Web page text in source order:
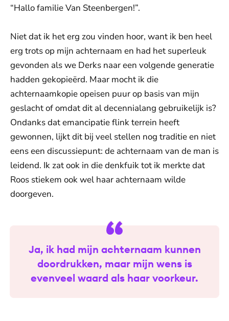
“Hallo familie Van Steenbergen!”.
Niet dat ik het erg zou vinden hoor, want ik ben heel
erg trots op mijn achternaam en had het superleuk
gevonden als we Derks naar een volgende generatie
hadden gekopieërd. Maar mocht ik die
achternaamkopie opeisen puur op basis van mijn
geslacht of omdat dit al decennialang gebruikelijk is?
Ondanks dat emancipatie flink terrein heeft
gewonnen, lijkt dit bij veel stellen nog traditie en niet
eens een discussiepunt: de achternaam van de man is
leidend. Ik zat ook in die denkfuik tot ik merkte dat
Roos stiekem ook wel haar achternaam wilde
doorgeven.
Ja, ik had mijn achternaam kunnen
doordrukken, maar mijn wens is
evenveel waard als haar voorkeur.